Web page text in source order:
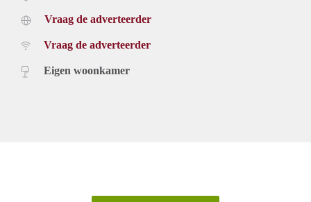
Vraag de adverteerder
Vraag de adverteerder
Eigen woonkamer